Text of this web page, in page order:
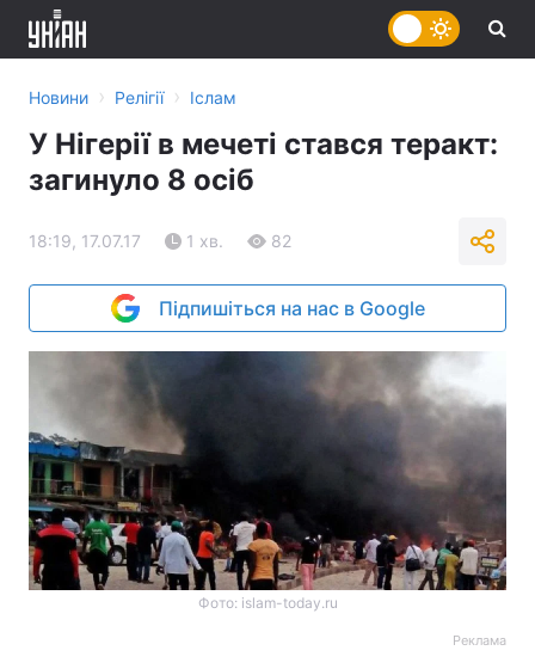
Новини › Релігії › Іслам
У Нігерії в мечеті стався теракт:
загинуло 8 осіб
18:19, 17.07.17 1 хв. 82
Підпишіться на нас в Google
Фото: islam-today.ru
Реклама